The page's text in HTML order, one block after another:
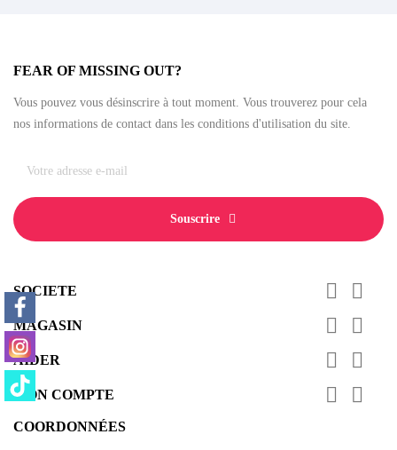
FEAR OF MISSING OUT?
Vous pouvez vous désinscrire à tout moment. Vous trouverez pour cela
nos informations de contact dans les conditions d'utilisation du site.
Souscrire
SOCIETE  
MAGASIN  
AIDER  
MON COMPTE  
COORDONNÉES